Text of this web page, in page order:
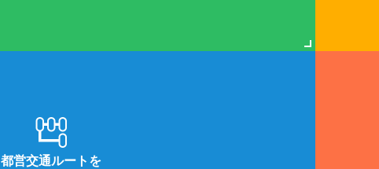
都営交通ルートを